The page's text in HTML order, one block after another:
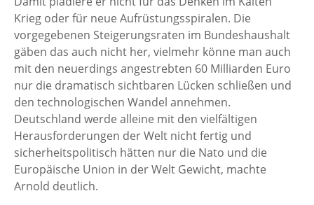
Krieg oder für neue Aufrüstungsspiralen. Die
vorgegebenen Steigerungsraten im Bundeshaushalt
gäben das auch nicht her, vielmehr könne man auch
mit den neuerdings angestrebten 60 Milliarden Euro
nur die dramatisch sichtbaren Lücken schließen und
den technologischen Wandel annehmen.
Deutschland werde alleine mit den vielfältigen
Herausforderungen der Welt nicht fertig und
sicherheitspolitisch hätten nur die Nato und die
Europäische Union in der Welt Gewicht, machte
Arnold deutlich.